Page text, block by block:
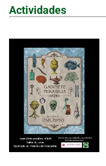
Actividades